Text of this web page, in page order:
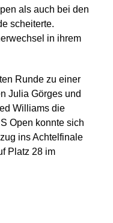
als auch bei den
scheiterte.
in ihrem
Runde zu einer
Julia Görges und
Williams die
Open konnte sich
ins Achtelfinale
Platz 28 im